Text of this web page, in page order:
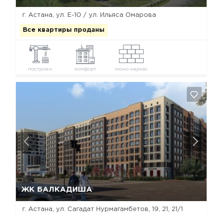
г. Астана, ул. Е-10 / ул. Ильяса Омарова
Все квартиры проданы
построен комфорт моно-каркас
ЖК БАЛКАДИША
г. Астана, ​ул. Сагадат Нурмагамбетов, 19, 21, 21/1
Да, удалить Отмена